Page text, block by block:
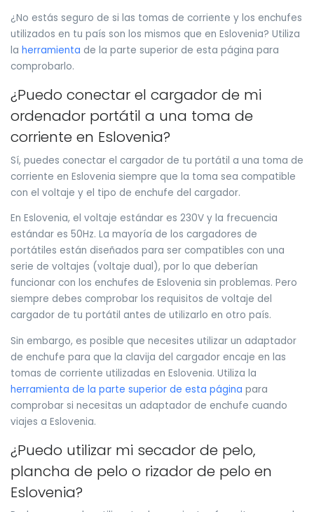
¿No estás seguro de si las tomas de corriente y los enchufes
utilizados en tu país son los mismos que en Eslovenia? Utiliza
la herramienta de la parte superior de esta página para
comprobarlo.
¿Puedo conectar el cargador de mi
ordenador portátil a una toma de
corriente en Eslovenia?
Sí, puedes conectar el cargador de tu portátil a una toma de
corriente en Eslovenia siempre que la toma sea compatible
con el voltaje y el tipo de enchufe del cargador.
En Eslovenia, el voltaje estándar es 230V y la frecuencia
estándar es 50Hz. La mayoría de los cargadores de
portátiles están diseñados para ser compatibles con una
serie de voltajes (voltaje dual), por lo que deberían
funcionar con los enchufes de Eslovenia sin problemas. Pero
siempre debes comprobar los requisitos de voltaje del
cargador de tu portátil antes de utilizarlo en otro país.
Sin embargo, es posible que necesites utilizar un adaptador
de enchufe para que la clavija del cargador encaje en las
tomas de corriente utilizadas en Eslovenia. Utiliza la
herramienta de la parte superior de esta página para
comprobar si necesitas un adaptador de enchufe cuando
viajes a Eslovenia.
¿Puedo utilizar mi secador de pelo,
plancha de pelo o rizador de pelo en
Eslovenia?